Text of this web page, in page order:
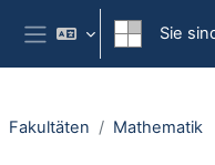
Zum Hauptinhalt
Website-Übersicht
Sie
Fakultäten Mathematik